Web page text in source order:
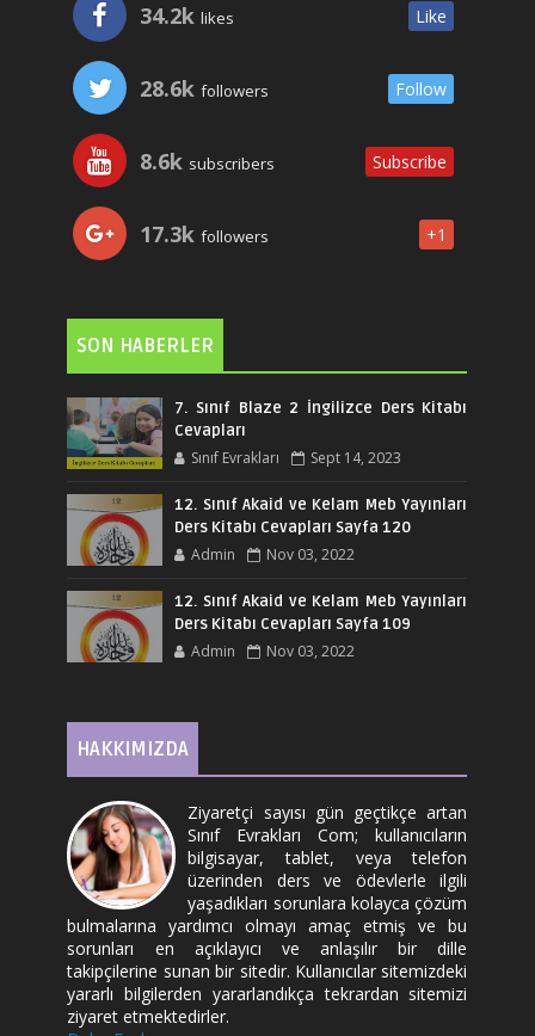
34.2k likes Like
28.6k followers Follow
8.6k subscribers Subscribe
17.3k followers +1
SON HABERLER
7. Sınıf Blaze 2 İngilizce Ders Kitabı
Cevapları
Sınıf Evrakları Sept 14, 2023
12. Sınıf Akaid ve Kelam Meb Yayınları
Ders Kitabı Cevapları Sayfa 120
Admin Nov 03, 2022
12. Sınıf Akaid ve Kelam Meb Yayınları
Ders Kitabı Cevapları Sayfa 109
Admin Nov 03, 2022
HAKKIMIZDA
Ziyaretçi sayısı gün geçtikçe artan
Sınıf Evrakları Com; kullanıcıların
bilgisayar, tablet, veya telefon
üzerinden ders ve ödevlerle ilgili
yaşadıkları sorunlara kolayca çözüm
bulmalarına yardımcı olmayı amaç etmiş ve bu
sorunları en açıklayıcı ve anlaşılır bir dille
takipçilerine sunan bir sitedir. Kullanıcılar sitemizdeki
yararlı bilgilerden yararlandıkça tekrardan sitemizi
ziyaret etmektedirler.